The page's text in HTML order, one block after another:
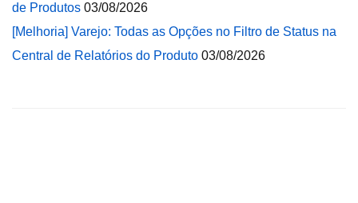
de Produtos 03/08/2026
[Melhoria] Varejo: Todas as Opções no Filtro de Status na
Central de Relatórios do Produto 03/08/2026